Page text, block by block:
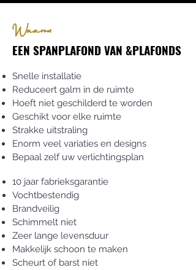
Waarom
EEN SPANPLAFOND VAN &PLAFONDS
Snelle installatie
Reduceert galm in de ruimte
Hoeft niet geschilderd te worden
Geschikt voor elke ruimte
Strakke uitstraling
Enorm veel variaties en designs
Bepaal zelf uw verlichtingsplan
10 jaar fabrieksgarantie
Vochtbestendig
Brandveilig
Schimmelt niet
Zeer lange levensduur
Makkelijk schoon te maken
Scheurt of barst niet